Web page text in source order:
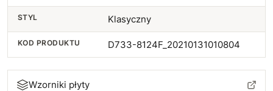
STYL Klasyczny
KOD PRODUKTU D733-8124F_20210131010804
Wzorniki płyty